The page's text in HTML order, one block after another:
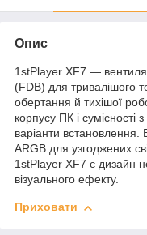
Опис
1stPlayer XF7 —
(FDB) для тривалішого
обертання й тихішої
корпусу ПК і сумісності
варіанти встановлення.
ARGB для узгоджених
1stPlayer XF7 є дизайн
візуального ефекту.
Приховати